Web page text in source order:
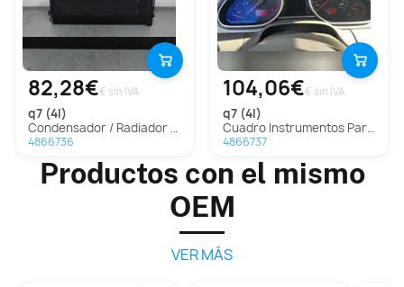
82,28€€ sin IVA
q7 (4l)
Condensador / Radiador Aire Acondicionado para Audi Q7 (4L)
4866736
104,06€€ sin IVA
q7 (4l)
Cuadro Instrumentos Para Audi Q7
4866737
Productos con el mismo
OEM
VER MÁS